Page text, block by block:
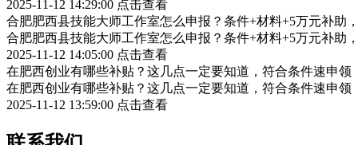
2025-11-12 14:29:00 点击查看
合肥肥西县技能大师工作室怎么申报？条件+材料+5万元补助
合肥肥西县技能大师工作室怎么申报？条件+材料+5万元补助
2025-11-12 14:05:00 点击查看
在肥西创业有哪些补贴？这几点一定要知道，符合条件速申领
在肥西创业有哪些补贴？这几点一定要知道，符合条件速申领
2025-11-12 13:59:00 点击查看